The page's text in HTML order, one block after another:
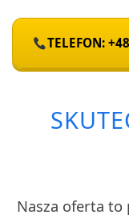
TELEFON:
Nasza oferta to